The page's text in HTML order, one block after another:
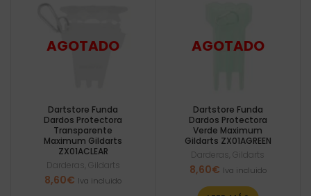
Dartstore Funda
Dardos Protectora
Transparente
Maximum Gildarts
ZX01ACLEAR
Darderas Gildarts
8,60€ Iva incluido
Dartstore Funda
Dardos Protectora
Verde Maximum
Gildarts ZX01AGREEN
Darderas ,Gildarts
8,60€ Iva incluido